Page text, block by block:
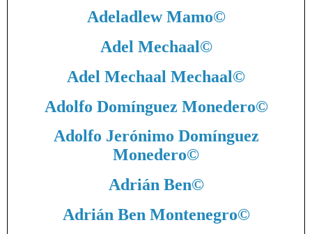
Adeladlew Mamo©
Adel Mechaal©
Adel Mechaal Mechaal©
Adolfo Domínguez Monedero©
Adolfo Jerónimo Domínguez
Monedero©
Adrián Ben©
Adrián Ben Montenegro©